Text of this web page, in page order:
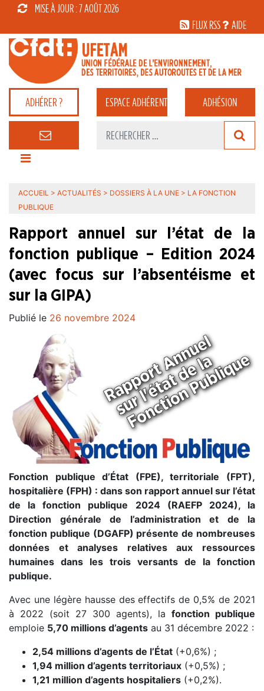
MISE À JOUR : 7 AOÛT 2026
FLUX RSS
AIDE
ADHÉRER ? ESPACEADHÉRENT ADHÉSION
ACCUEIL > ACTUALITÉS > DOSSIERS À LA UNE > LA FONCTION
PUBLIQUE
Rapport annuel sur l’état de la
fonction publique – Edition 2024
(avec focus sur l’absentéisme et
sur la GIPA)
Publié le 26 novembre 2024
Fonction publique d’État (FPE), territoriale (FPT),
hospitalière (FPH) : dans son rapport annuel sur l’état
de la fonction publique 2024 (RAEFP 2024), la
Direction générale de l’administration et de la
fonction publique (DGAFP) présente de nombreuses
données et analyses relatives aux ressources
humaines dans les trois versants de la fonction
publique.
Avec une légère hausse des effectifs de 0,5% de 2021
à 2022 (soit 27 300 agents), la fonction publique
emploie 5,70 millions d’agents au 31 décembre 2022 :
2,54 millions d’agents de l’État (+0,6%) ;
1,94 million d’agents territoriaux (+0,5%) ;
1,21 million d’agents hospitaliers (+0,2%).